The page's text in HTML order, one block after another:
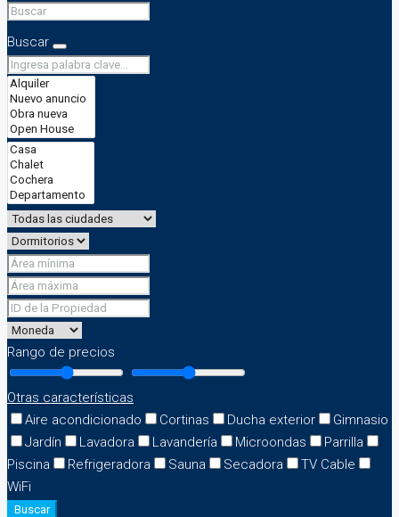
Buscar
Rango de precios
Otras características
Aire acondicionado
Cortinas Ducha exterior
Gimnasio
Jardín
Lavadora Lavandería Microondas
Parrilla
Piscina
Refrigeradora Sauna Secadora
TV Cable
WiFi
Buscar